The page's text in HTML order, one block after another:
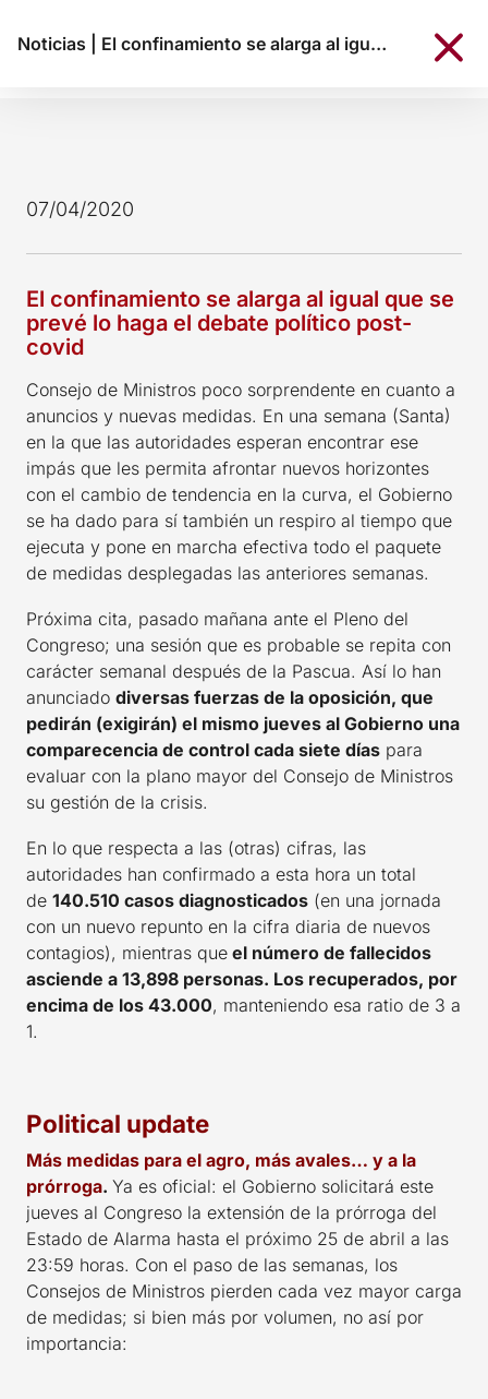
Noticias El confinamiento se alarga al igual que se prevé lo haga el debate político post-covid
07/04/2020
El confinamiento se alarga al igual que se
prevé lo haga el debate político post-
covid
Consejo de Ministros poco sorprendente en cuanto a
anuncios y nuevas medidas. En una semana (Santa)
en la que las autoridades esperan encontrar ese
impás que les permita afrontar nuevos horizontes
con el cambio de tendencia en la curva, el Gobierno
se ha dado para sí también un respiro al tiempo que
ejecuta y pone en marcha efectiva todo el paquete
de medidas desplegadas las anteriores semanas.
Próxima cita, pasado mañana ante el Pleno del
Congreso; una sesión que es probable se repita con
carácter semanal después de la Pascua. Así lo han
anunciado diversas fuerzas de la oposición, que
pedirán (exigirán) el mismo jueves al Gobierno una
comparecencia de control cada siete días para
evaluar con la plano mayor del Consejo de Ministros
su gestión de la crisis.
En lo que respecta a las (otras) cifras, las
autoridades han confirmado a esta hora un total
de 140.510 casos diagnosticados (en una jornada
con un nuevo repunto en la cifra diaria de nuevos
contagios), mientras que el número de fallecidos
asciende a 13,898 personas. Los recuperados, por
encima de los 43.000, manteniendo esa ratio de 3 a
1.
Political update
Más medidas para el agro, más avales… y a la
prórroga. Ya es oficial: el Gobierno solicitará este
jueves al Congreso la extensión de la prórroga del
Estado de Alarma hasta el próximo 25 de abril a las
23:59 horas. Con el paso de las semanas, los
Consejos de Ministros pierden cada vez mayor carga
de medidas; si bien más por volumen, no así por
importancia: